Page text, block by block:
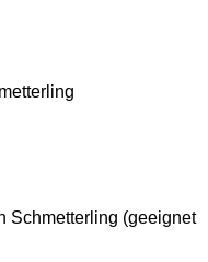
Schmetterling (geeignet